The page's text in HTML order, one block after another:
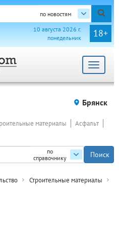
по новостям
18+
10 августа 2026 г.
понедельник
Toggle
Брянск
по
справочнику
материалы
Асфальт
Строительные материалы